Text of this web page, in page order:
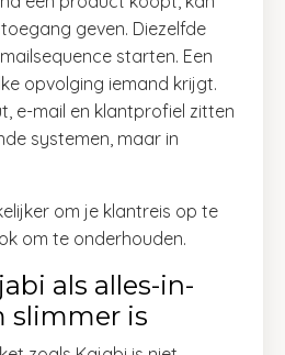
geven. Diezelfde
starten. Een
opvolging iemand krijgt.
e-mail en klantprofiel zitten
systemen, maar in
om je klantreis op te
om te onderhouden.
als alles-in-
slimmer is